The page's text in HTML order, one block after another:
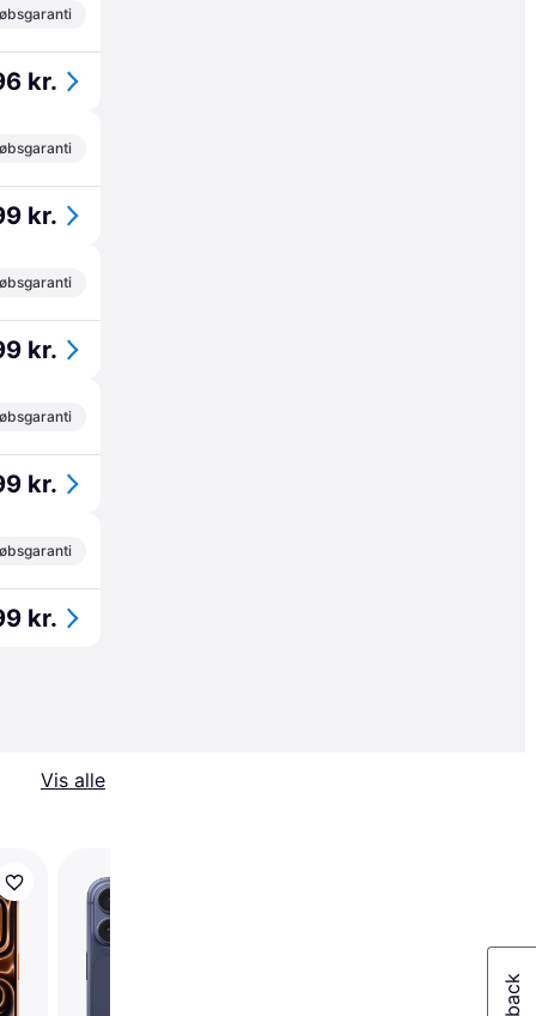
kr.
kr.
kr.
kr.
kr.
Vis alle